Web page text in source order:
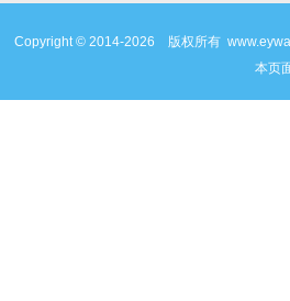
Copyright © 2014-2026 版权所有
本页